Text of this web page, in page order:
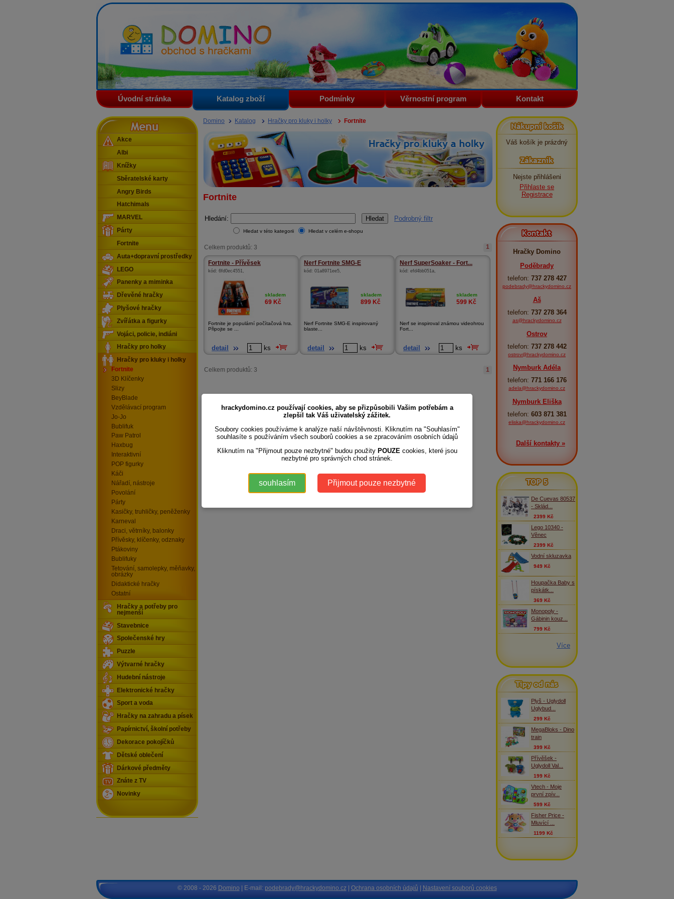
Domino - obchod s hračkami
Úvodní stránka Katalog zboží Podmínky Věrnostní program Kontakt
Domino Katalog Hračky pro kluky i holky Fortnite
Fortnite
Hledání: Podrobný filtr
Hledat v této kategorii Hledat v celém e-shopu
Celkem produktů: 3 1
Fortnite - Přívěsek
kód: 6fd0ec4551,
skladem
69 Kč
Fortnite je populární počítačová hra.
Připojte se ...
detail ks
Nerf Fortnite SMG-E
kód: 01a8971ee5,
skladem
899 Kč
Nerf Fortnite SMG-E inspirovaný
blaste...
detail ks
Nerf SuperSoaker - Fort...
kód: efd4bb051a,
skladem
599 Kč
Nerf se inspiroval známou videohrou
Fort...
detail ks
Celkem produktů: 3 1
Menu
Akce
Albi
Knížky
Sběratelské karty
Angry Birds
Hatchimals
MARVEL
Párty
Fortnite
Auta+dopravní prostředky
LEGO
Panenky a miminka
Dřevěné hračky
Plyšové hračky
Zvířátka a figurky
Vojáci, policie, indiáni
Hračky pro holky
Hračky pro kluky i holky
Fortnite
3D Klíčenky
Slizy
BeyBlade
Vzdělávací program
Jo-Jo
Bublifuk
Paw Patrol
Haxbug
Interaktivní
POP figurky
Káči
Nářadí, nástroje
Povolání
Párty
Kasičky, truhličky, peněženky
Karneval
Draci, větrníky, balonky
Přívěsky, klíčenky, odznaky
Ptákoviny
Bublifuky
Tetování, samolepky, měňavky,
obrázky
Didaktické hračky
Ostatní
Hračky a potřeby pro
nejmenší
Stavebnice
Společenské hry
Puzzle
Výtvarné hračky
Hudební nástroje
Elektronické hračky
Sport a voda
Hračky na zahradu a písek
Papírnictví, školní potřeby
Dekorace pokojíčků
Dětské oblečení
Dárkové předměty
Znáte z TV
Novinky
Nákupní košík
Váš košík je prázdný
Zákazník
Nejste přihlášeni
Přihlaste se
Registrace
Kontakt
Hračky Domino
Poděbrady
telefon: 737 278 427
podebrady@hrackydomino.cz
Aš
telefon: 737 278 364
as@hrackydomino.cz
Ostrov
telefon: 737 278 442
ostrov@hrackydomino.cz
Nymburk Adéla
telefon: 771 166 176
adela@hrackydomino.cz
Nymburk Eliška
telefon: 603 871 381
eliska@hrackydomino.cz
Další kontakty »
TOP 5
De Cuevas 80537
- Sklád...
2399 Kč
Lego 10340 -
Věnec
2399 Kč
Vodní skluzavka
949 Kč
Houpačka Baby s
pískátk...
369 Kč
Monopoly -
Gábinin kouz...
799 Kč
Více
Tipy od nás
Plyš - Uglydoll
Uglybud...
299 Kč
MegaBloks - Dino
train
399 Kč
Přívěšek -
Uglydoll Val...
199 Kč
Vtech - Moje
první zpív...
599 Kč
Fisher Price -
Mluvící ...
1199 Kč
hrackydomino.cz používají cookies, aby se přizpůsobili Vašim potřebám a
zlepšil tak Váš uživatelský zážitek.
Soubory cookies používáme k analýze naší návštěvnosti. Kliknutím na "Souhlasím"
souhlasíte s používáním všech souborů cookies a se zpracováním osobních údajů
Kliknutím na "Přijmout pouze nezbytné" budou použity POUZE cookies, které jsou
nezbytné pro správných chod stránek.
souhlasím Přijmout pouze nezbytné
© 2008 - 2026 Domino | E-mail: podebrady@hrackydomino.cz| Ochrana osobních údajů Nastavení souborů cookies